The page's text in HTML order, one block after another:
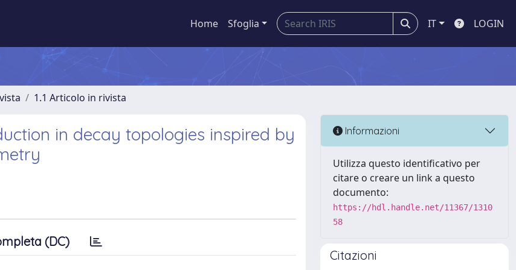
Home Sfoglia IT LOGIN
1.1 Articolo in rivista
in decay topologies inspired by
(DC)
Informazioni
Utilizza questo identificativo per
citare o creare un link a questo
documento:
https://hdl.handle.net/11367/1310
58
Citazioni